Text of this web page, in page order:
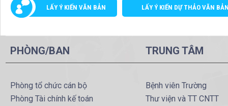
LẤY Ý KIẾN VĂN BẢN LẤY Ý KIẾN DỰ THẢO VĂN
PHÒNG/BAN
Phòng tổ chức cán bộ
Phòng Tài chính kế toán
TRUNG TÂM
Bệnh viên Trường
Thư viện và TT CNTT